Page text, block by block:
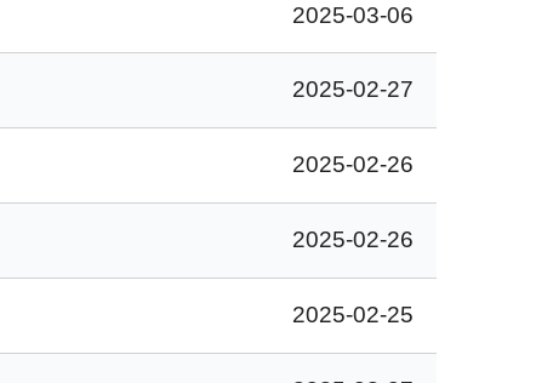
2025-03-06
2025-02-27
2025-02-26
2025-02-26
2025-02-25